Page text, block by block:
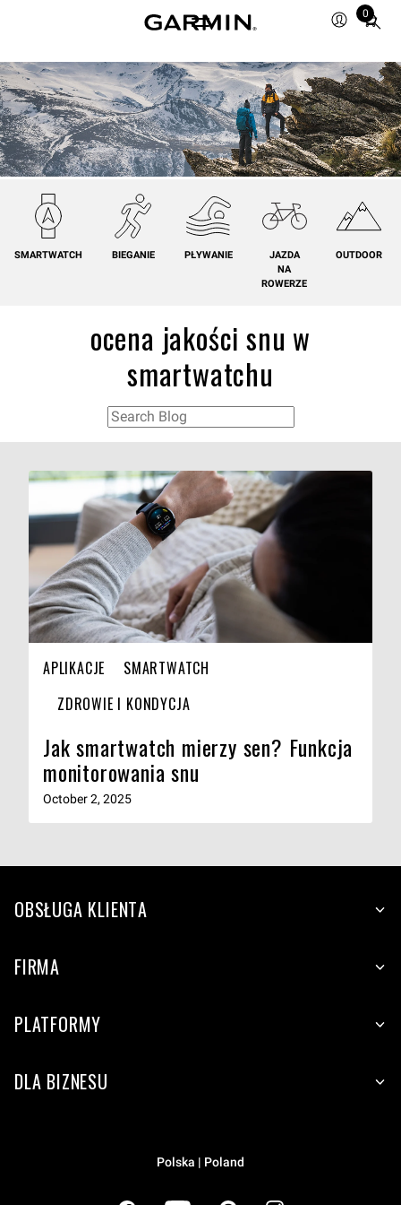
0
Total
in
cart:
0
SMARTWATCH BIEGANIE PŁYWANIE
JAZDA
NA
ROWERZE
OUTDOOR
ocena jakości snu w
smartwatchu
APLIKACJE
SMARTWATCH
ZDROWIE I KONDYCJA
Jak smartwatch mierzy sen? Funkcja
monitorowania snu
October 2, 2025
OBSŁUGA KLIENTA
FIRMA
PLATFORMY
DLA BIZNESU
Polska | Poland